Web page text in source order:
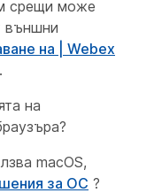
срещи може
външни
на | Webex
.
на
macOS,
за ОС ?